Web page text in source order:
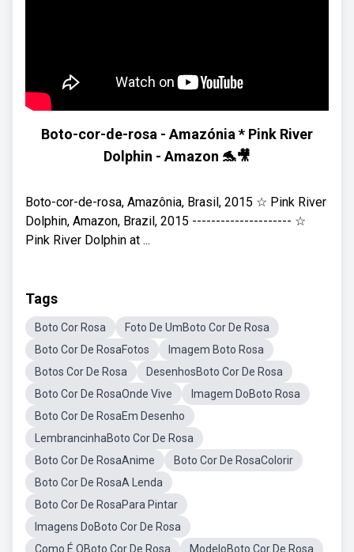
Boto-cor-de-rosa - Amazónia * Pink River
Dolphin - Amazon 🐬🎥
Boto-cor-de-rosa, Amazônia, Brasil, 2015 ☆ Pink River
Dolphin, Amazon, Brazil, 2015 --------------------- ☆
Pink River Dolphin at ...
Tags
Boto Cor Rosa
Foto De UmBoto Cor De Rosa
Boto Cor De RosaFotos
Imagem Boto Rosa
Botos Cor De Rosa
DesenhosBoto Cor De Rosa
Boto Cor De RosaOnde Vive
Imagem DoBoto Rosa
Boto Cor De RosaEm Desenho
LembrancinhaBoto Cor De Rosa
Boto Cor De RosaAnime
Boto Cor De RosaColorir
Boto Cor De RosaA Lenda
Boto Cor De RosaPara Pintar
Imagens DoBoto Cor De Rosa
Como É OBoto Cor De Rosa
ModeloBoto Cor De Rosa